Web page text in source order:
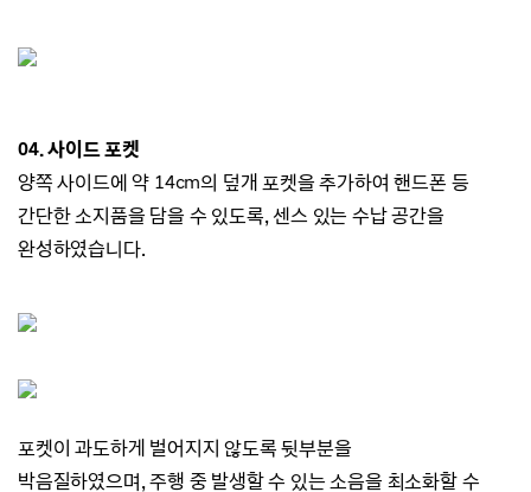
04.사이드 포켓
양쪽 사이드에 약 14cm의 덮개 포켓을 추가하여 핸드폰 등
간단한 소지품을 담을 수 있도록, 센스 있는 수납 공간을
완성하였습니다.
포켓이 과도하게 벌어지지 않도록 뒷부분을
박음질하였으며,주행 중 발생할 수 있는 소음을 최소화할 수